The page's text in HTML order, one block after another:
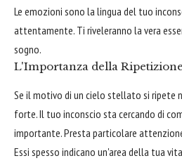
Le emozioni sono la lingua del tuo
attentamente. Ti riveleranno la vera
sogno.
L'Importanza della
Se il motivo di un cielo stellato si ripete
forte. Il tuo inconscio sta cercando di
importante. Presta particolare
Essi spesso indicano un'area della tua